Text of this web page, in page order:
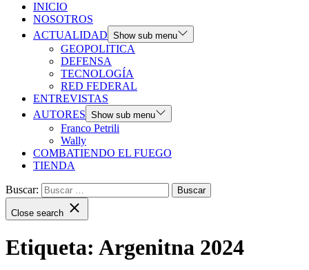
INICIO
NOSOTROS
ACTUALIDAD Show sub menu
GEOPOLITICA
DEFENSA
TECNOLOGÍA
RED FEDERAL
ENTREVISTAS
AUTORES Show sub menu
Franco Petrili
Wally
COMBATIENDO EL FUEGO
TIENDA
Buscar:
Close search
Etiqueta: Argenitna 2024